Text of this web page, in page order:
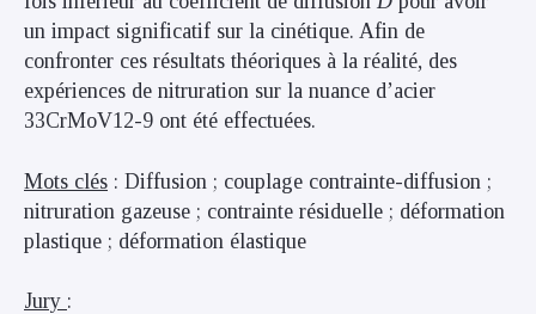
un impact significatif sur la cinétique. Afin de
confronter ces résultats théoriques à la réalité, des
expériences de nitruration sur la nuance d’acier
33CrMoV12-9 ont été effectuées.
Mots clés : Diffusion ; couplage contrainte-diffusion ;
nitruration gazeuse ; contrainte résiduelle ; déformation
plastique ; déformation élastique
Jury :